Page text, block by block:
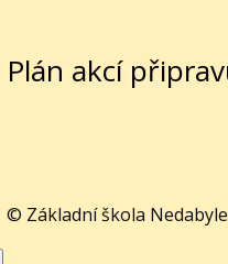
Plán akcí
© Základní škola